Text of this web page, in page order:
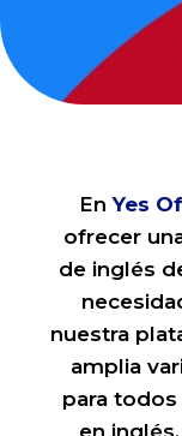
EnYes
ofrecer
de inglés
nuestra
amplia
para
en